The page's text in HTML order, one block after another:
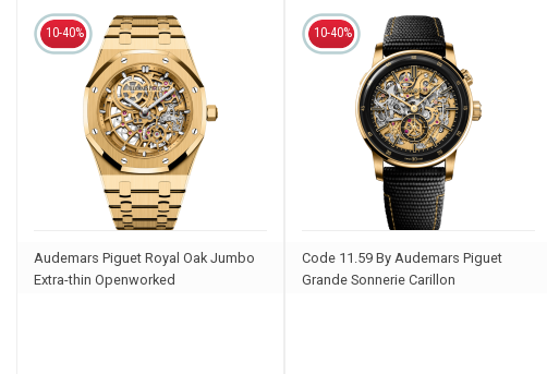
10-40%
Audemars Piguet Royal Oak Jumbo
Extra-thin Openworked
10-40%
Code 11.59 By Audemars Piguet
Grande Sonnerie Carillon